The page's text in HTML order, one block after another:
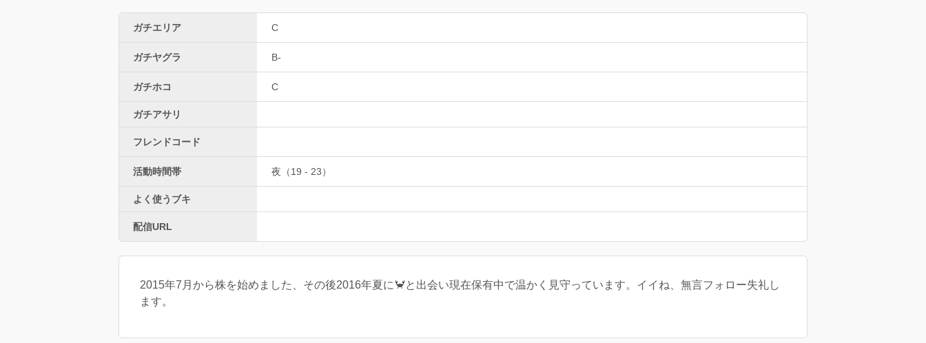
ガチエリア C
ガチヤグラ B-
ガチホコ C
ガチアサリ
フレンドコード
活動時間帯 夜（19 - 23）
よく使うブキ
配信URL
2015年7月から株を始めました、その後2016年夏に🦀と出会い現在保有中で温かく見守っています。イイね、無言フォロー失礼し
ます。